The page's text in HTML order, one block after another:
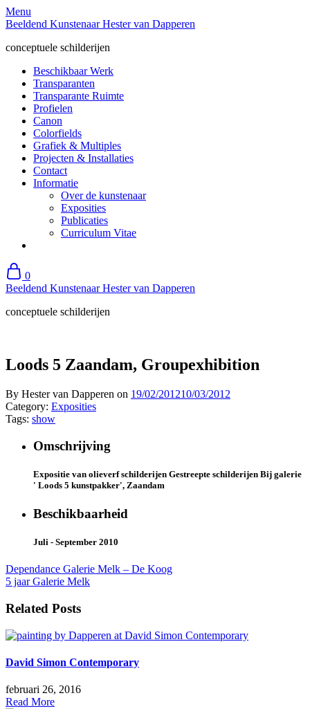
Skip
to
Menu
Beeldend Kunstenaar Hester van Dapperen
conceptuele schilderijen
Beschikbaar Werk
Transparanten
Transparante Ruimte
Profielen
Canon
Colorfields
Grafiek & Multiples
Projecten & Installaties
Contact
Informatie
Over de kunstenaar
Exposities
Publicaties
Curriculum Vitae
0
Beeldend Kunstenaar Hester van Dapperen
conceptuele schilderijen
Loods 5 Zaandam, Groupexhibition
By Hester van Dapperen on 19/02/201210/03/2012
Category: Exposities
Tags: show
Omschrijving
Expositie van olieverf schilderijen Gestreepte schilderijen Bij galerie
' Loods 5 kunstpakker', Zaandam
Beschikbaarheid
Juli - September 2010
Bericht
navigatie
Dependance Galerie Melk – De Koog
5 jaar Galerie Melk
Related Posts
David Simon Contemporary
februari 26, 2016
Read More